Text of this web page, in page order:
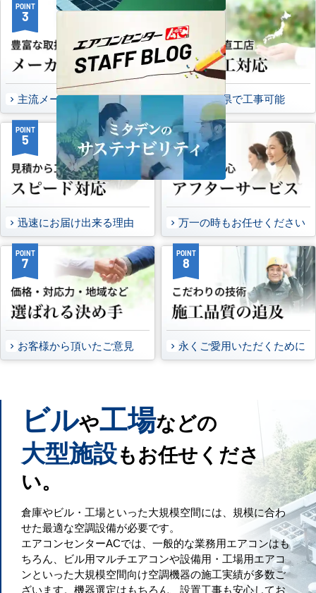
POINT
3
主流メーカーを全取扱可能
4
47都道府県で工事可能
POINT
5
迅速にお届け出来る理由
POINT
6
万一の時もお任せください
POINT
7
お客様から頂いたご意見
POINT
8
永くご愛用いただくために
ビルや工場などの
大型施設もお任せくださ
い。
倉庫やビル・工場といった大規模空間には、規模に合わ
せた最適な空調設備が必要です。
エアコンセンターACでは、一般的な業務用エアコンはも
ちろん、ビル用マルチエアコンや設備用・工場用エアコ
ンといった大規模空間向け空調機器の施工実績が多数ご
ざいます。機器選定はもちろん、設置工事も安心してお